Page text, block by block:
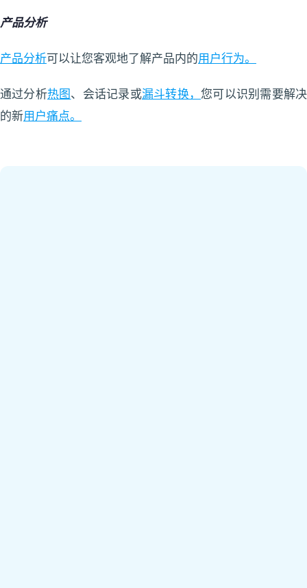
产品分析
产品分析可以让您客观地了解产品内的用户行为。
通过分析热图 、会话记录或漏斗转换，您可以识别需要解决
的新用户痛点。